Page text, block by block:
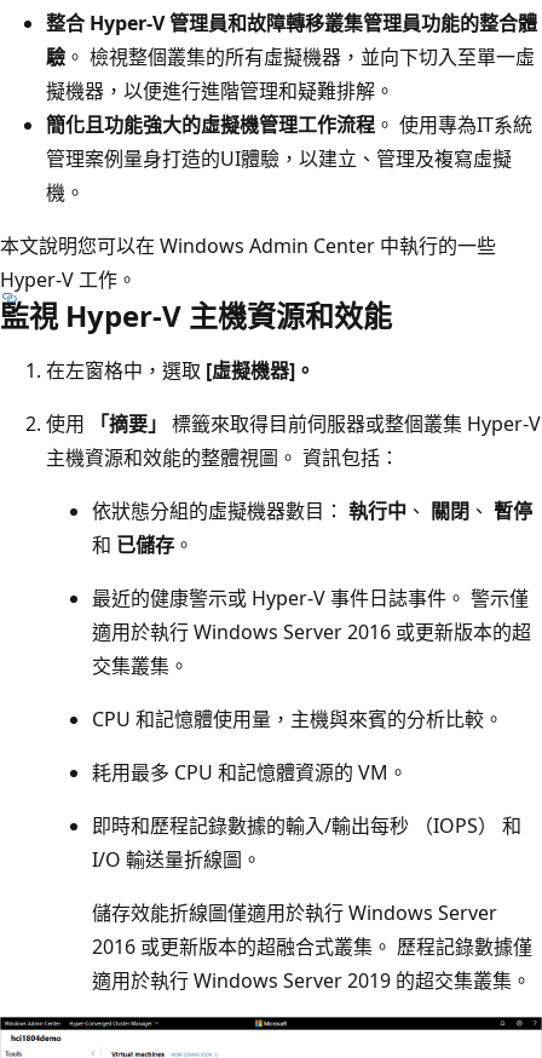
整合 Hyper-V 管理員和故障轉移叢集管理員功能的整合體
驗 。 檢視整個叢集的所有虛擬機器，並向下切入至單一虛
擬機器，以便進行進階管理和疑難排解。
簡化且功能強大的虛擬機管理工作流程 。 使用專為IT系統
管理案例量身打造的UI體驗，以建立、管理及複寫虛擬
機。
本文說明您可以在 Windows Admin Center 中執行的一些
Hyper-V 工作。
監視 Hyper-V 主機資源和效能
在左窗格中，選取 [虛擬機器]。
使用
「摘要」 標籤來取得目前伺服器或整個叢集 Hyper-V
主機資源和效能的整體視圖。 資訊包括：
依狀態分組的虛擬機器數目： 執行中 、 關閉 、 暫停
和 已儲存 。
最近的健康警示或 Hyper-V 事件日誌事件。 警示僅
適用於執行 Windows Server 2016 或更新版本的超
交集叢集。
CPU 和記憶體使用量，主機與來賓的分析比較。
耗用最多 CPU 和記憶體資源的 VM。
即時和歷程記錄數據的輸入/輸出每秒 （IOPS） 和
I/O 輸送量折線圖。
儲存效能折線圖僅適用於執行 Windows Server
2016 或更新版本的超融合式叢集。 歷程記錄數據僅
適用於執行 Windows Server 2019 的超交集叢集。